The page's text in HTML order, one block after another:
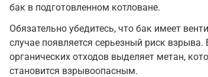
бак в подготовленном котловане.
Обязательно убедитесь, что бак имеет
случае появляется серьезный риск взрыва.
органических отходов выделяет метан,
становится взрывоопасным.